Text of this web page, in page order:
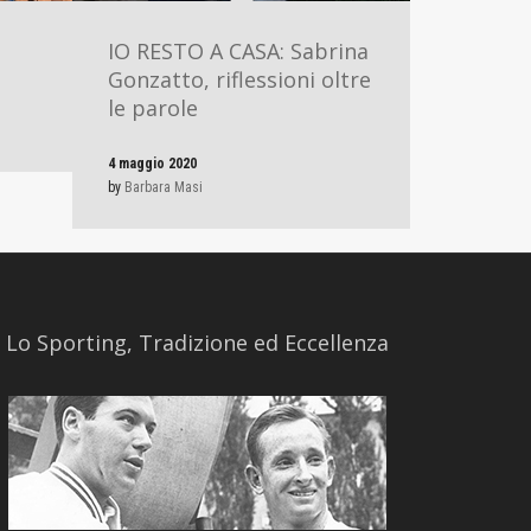
IO RESTO A CASA: Sabrina
Gonzatto, riflessioni oltre
le parole
4 maggio 2020
by Barbara Masi
​Lo Sporting, Tradizione ed Eccellenza